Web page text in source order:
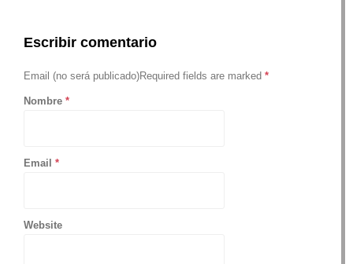
Escribir comentario
Email (no será publicado)Required fields are marked *
Nombre *
Email *
Website